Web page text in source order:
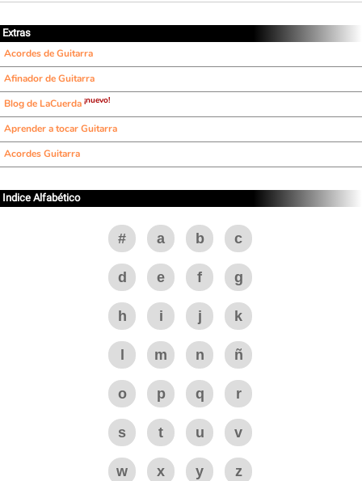
Extras
Acordes de Guitarra
Afinador de Guitarra
Blog de LaCuerda ¡nuevo!
Aprender a tocar Guitarra
Acordes Guitarra
Indice Alfabético
# a b c
d e f g
h i j k
m n ñ
o p q r
s t u v
w x y z